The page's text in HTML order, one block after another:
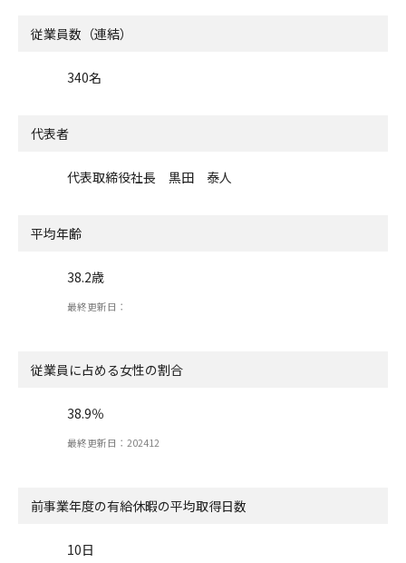
従業員数（連結）
340名
代表者
代表取締役社長 黒田 泰人
平均年齢
38.2歳
最終更新日：
従業員に占める女性の割合
38.9％
最終更新日：202412
前事業年度の有給休暇の平均取得日数
10日